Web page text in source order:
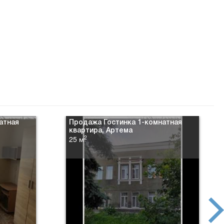
Продажа Гостинка 1-комнатная
квартира, Артема
25 м2
next